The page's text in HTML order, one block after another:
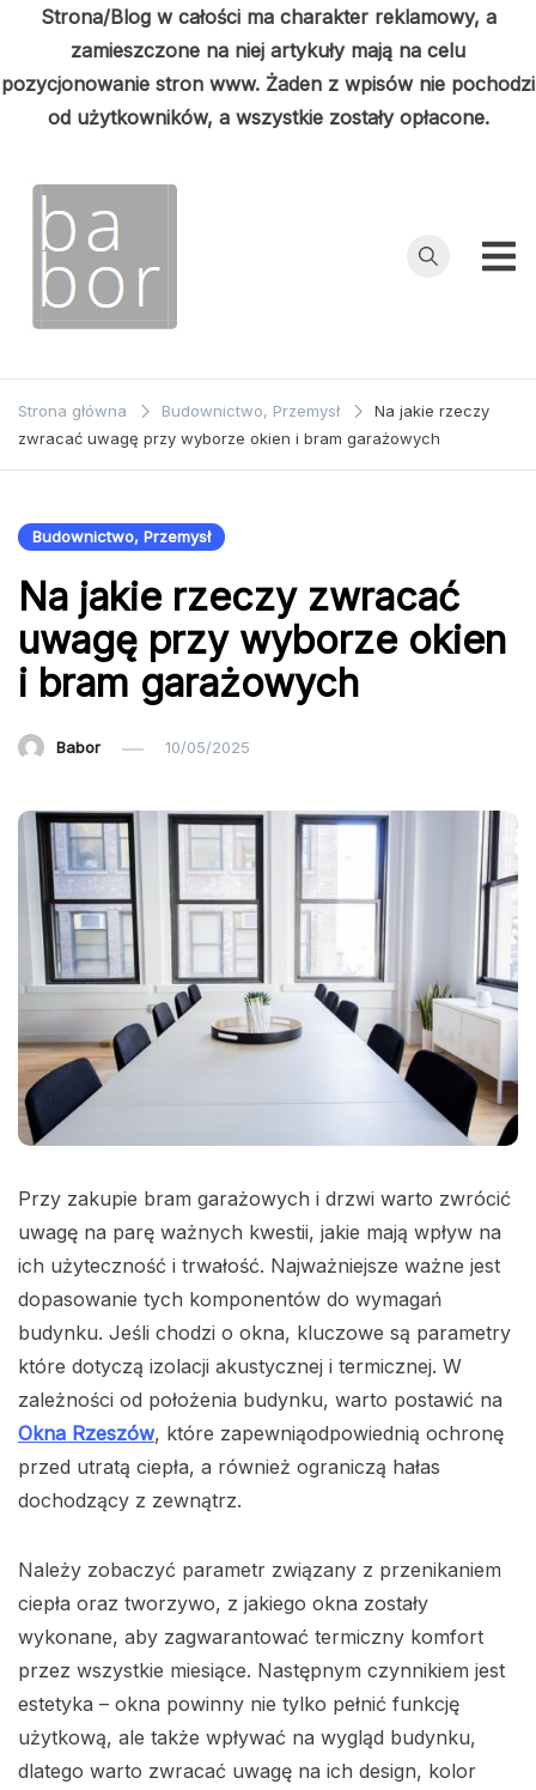
Strona/Blog w całości ma charakter reklamowy, a
zamieszczone na niej artykuły mają na celu
pozycjonowanie stron www. Żaden z wpisów nie pochodzi
od użytkowników, a wszystkie zostały opłacone.
treści
Babor
Strona główna Budownictwo, Przemysł
Na jakie rzeczy
zwracać uwagę przy wyborze okien i bram garażowych
Budownictwo, Przemysł
Na jakie rzeczy zwracać
uwagę przy wyborze okien
i bram garażowych
Babor 10/05/2025
Przy zakupie bram garażowych i drzwi warto zwrócić
uwagę na parę ważnych kwestii, jakie mają wpływ na
ich użyteczność i trwałość. Najważniejsze ważne jest
dopasowanie tych komponentów do wymagań
budynku. Jeśli chodzi o okna, kluczowe są parametry
które dotyczą izolacji akustycznej i termicznej. W
zależności od położenia budynku, warto postawić na
Okna Rzeszów, które zapewniąodpowiednią ochronę
przed utratą ciepła, a również ograniczą hałas
dochodzący z zewnątrz.
Należy zobaczyć parametr związany z przenikaniem
ciepła oraz tworzywo, z jakiego okna zostały
wykonane, aby zagwarantować termiczny komfort
przez wszystkie miesiące. Następnym czynnikiem jest
estetyka – okna powinny nie tylko pełnić funkcję
użytkową, ale także wpływać na wygląd budynku,
dlatego warto zwracać uwagę na ich design, kolor